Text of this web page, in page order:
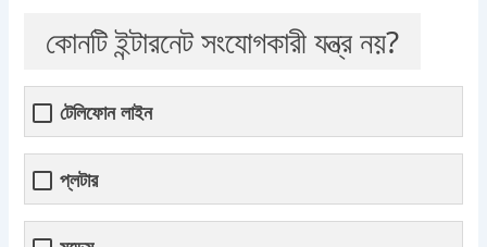
কোনটি ইন্টারনেট সংযোগকারী যন্ত্র নয়?
টেলিফোন লাইন
প্লটার